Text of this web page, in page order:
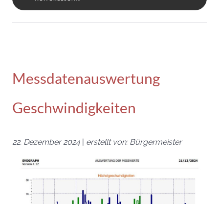
Messdatenauswertung
Geschwindigkeiten
22. Dezember 2024 erstellt von: Bürgermeister